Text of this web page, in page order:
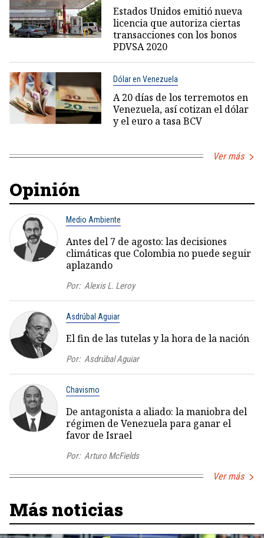
Estados Unidos emitió nueva
licencia que autoriza ciertas
transacciones con los bonos
PDVSA 2020
Dólar en Venezuela
A 20 días de los terremotos en
Venezuela, así cotizan el dólar
y el euro a tasa BCV
Ver más
Opinión
Medio Ambiente
Antes del 7 de agosto: las decisiones
climáticas que Colombia no puede seguir
aplazando
Por: Alexis L. Leroy
Asdrúbal Aguiar
El fin de las tutelas y la hora de la nación
Por: Asdrúbal Aguiar
Chavismo
De antagonista a aliado: la maniobra del
régimen de Venezuela para ganar el
favor de Israel
Por: Arturo McFields
Ver más
Más noticias